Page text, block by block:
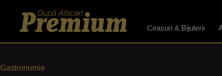
Ceasuri & Bijuterii
Gastronomie